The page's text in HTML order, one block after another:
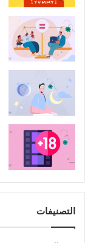
التصنيفات